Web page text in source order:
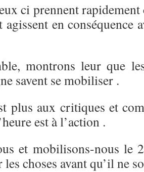
ci prennent rapidement
en conséquence
montrons leur que
savent se mobiliser .
plus aux critiques et
est à l’action .
et mobilisons-nous
choses avant qu’il ne